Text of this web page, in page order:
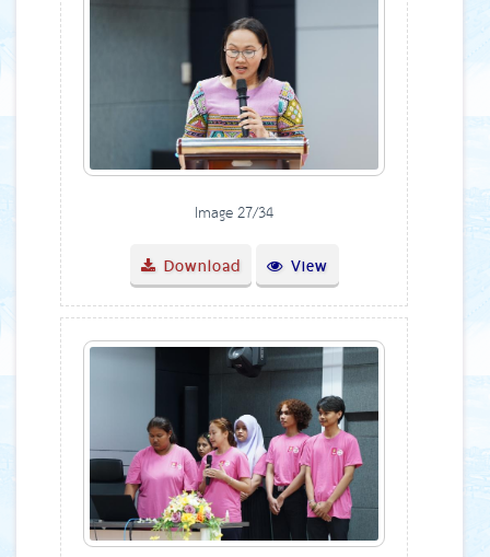
Image 27/34
Download View